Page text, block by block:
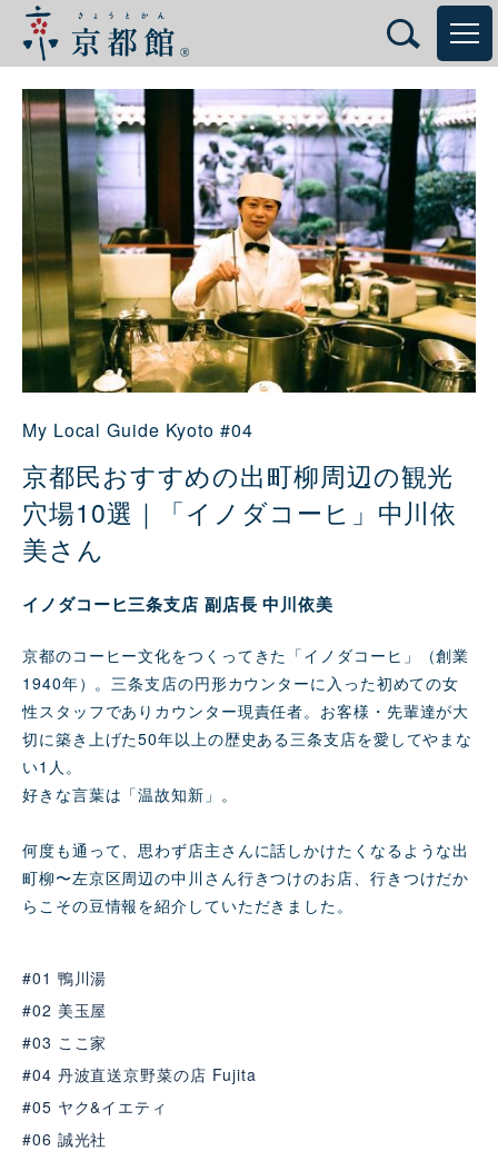
My Local Guide Kyoto #04
京都民おすすめの出町柳周辺の観光
穴場10選｜「イノダコーヒ」中川依
美さん
イノダコーヒ三条支店 副店長 中川依美
京都のコーヒー文化をつくってきた「イノダコーヒ」（創業
1940年）。三条支店の円形カウンターに入った初めての女
性スタッフでありカウンター現責任者。お客様・先輩達が大
切に築き上げた50年以上の歴史ある三条支店を愛してやまな
い1人。
好きな言葉は「温故知新」。
何度も通って、思わず店主さんに話しかけたくなるような出
町柳〜左京区周辺の中川さん行きつけのお店、行きつけだか
らこその豆情報を紹介していただきました。
#01 鴨川湯
#02 美玉屋
#03 ここ家
#04 丹波直送京野菜の店 Fujita
#05 ヤク&イエティ
#06 誠光社